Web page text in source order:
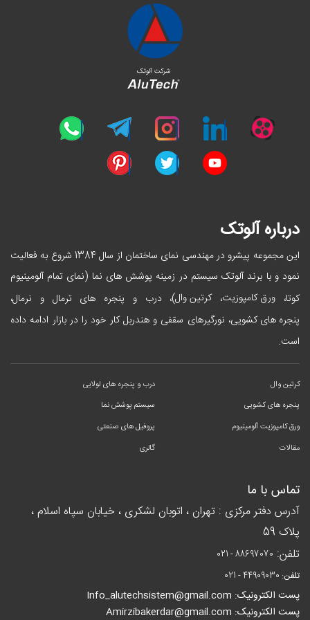
درباره آلوتک
این مجموعه پیشرو در مهندسی نمای ساختمان از سال 1384 شروع به فعالیت
نمود و با برند آلوتک سیستم در زمینه پوشش های نما (نمای تمام آلومینیوم
کوتا، ورق کامپوزیت،کرتین وال)، درب و پنجره های ترمال و نرمال،
پنجره های کشویی، نورگیرهای سقفی و هندربل کار خود را در بازار ادامه داده
است.
کرتین وال
درب و پنجره های لولایی
پنجره های کشویی
سیستم پوشش نما
ورق کامپوزیت آلومینیوم
پروفیل های صنعتی
مقالات
گالری
تماس با ما
آدرس دفتر مرکزی : تهران ، اتوبان لشکری ، خیابان سپاه اسلام ،
پلاک 59
تلفن: 021 - 88697070
تلفن: 021 - 44909030
پست الکترونیک: Info_alutechsistem@gmail.com
پست الکترونیک: Amirzibakerdar@gmail.com